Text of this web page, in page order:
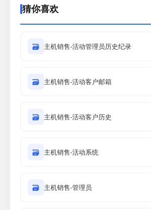
猜你喜欢
🗃 主机销售-活动管理员历史纪录
🗃 主机销售-活动客户邮箱
🗃 主机销售-活动客户历史
🗃 主机销售-活动系统
🗃 主机销售-管理员